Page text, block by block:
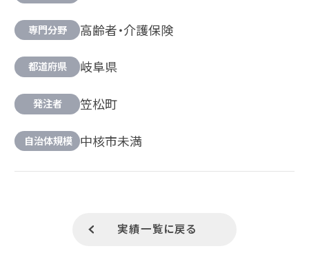
専門分野 高齢者・介護保険
都道府県 岐阜県
発注者 笠松町
自治体規模 中核市未満
実績一覧に戻る